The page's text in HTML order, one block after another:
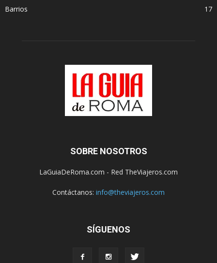
Barrios
17
SOBRE NOSOTROS
LaGuiaDeRoma.com - Red TheViajeros.com
Contáctanos: info@theviajeros.com
SÍGUENOS